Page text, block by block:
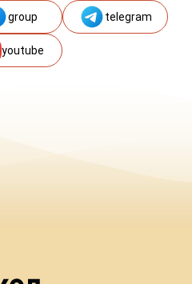
group telegram
youtube